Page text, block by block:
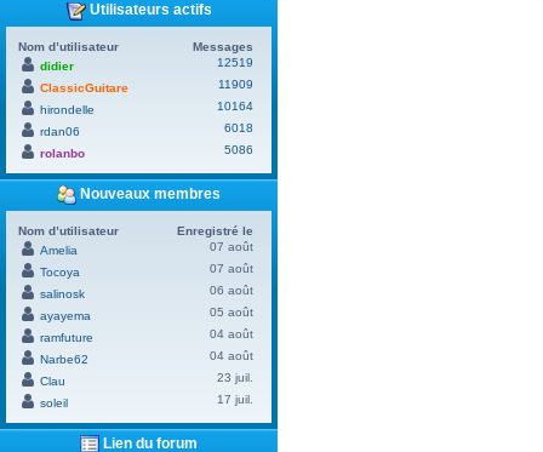
Utilisateurs actifs
Nom d’utilisateur
Messages
didier
12519
ClassicGuitare
11909
hirondelle
10164
rdan06
6018
rolanbo
5086
Nouveaux membres
Nom d’utilisateur
Enregistré le
Amelia
07 août
Tocoya
07 août
salinosk
06 août
ayayema
05 août
ramfuture
04 août
Narbe62
04 août
Clau
23 juil.
soleil
17 juil.
Lien du forum